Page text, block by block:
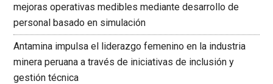
mejoras operativas medibles mediante desarrollo de
personal basado en simulación
Antamina impulsa el liderazgo femenino en la industria
minera peruana a través de iniciativas de inclusión y
gestión técnica